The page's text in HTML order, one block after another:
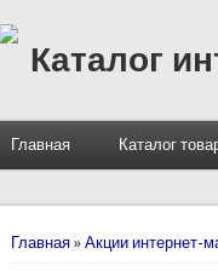
Каталог
Главная Каталог
Вы здесь
Главная » Акции интернет-